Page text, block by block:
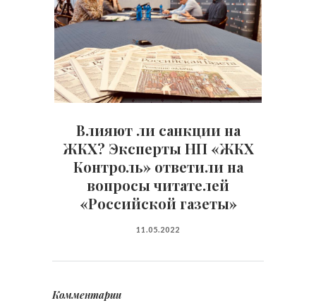
Влияют ли санкции на
ЖКХ? Эксперты НП «ЖКХ
Контроль» ответили на
вопросы читателей
«Российской газеты»
11.05.2022
Комментарии